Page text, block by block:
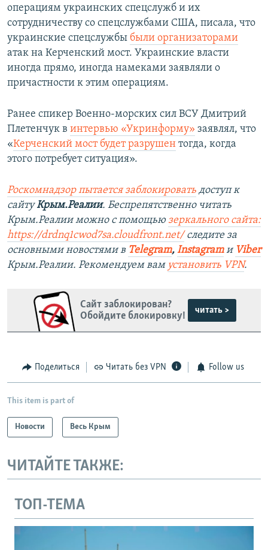
операциям украинских спецслужб и их
сотрудничеству со спецслужбами США, писала, что
украинские спецслужбы были организаторами
атак на Керченский мост. Украинские власти
иногда прямо, иногда намеками заявляли о
причастности к этим операциям.
Ранее спикер Военно-морских сил ВСУ Дмитрий
Плетенчук в интервью «Укринформу» заявлял, что
«Керченский мост будет разрушен тогда, когда
этого потребует ситуация».
Роскомнадзор пытается заблокировать доступ к
сайтуКрым.Реалии. Беспрепятственно читать
Крым.Реалии можно с помощью зеркального сайта:
https://drdnq1cwod7sa.cloudfront.net/следите за
основными новостями в Telegram, Instagram и Viber
Крым.Реалии. Рекомендуем вам установить VPN.
Сайт заблокирован?
Обойдите блокировку!
читать >
Поделиться Читать без VPN Follow us
This item is part of
Новости Весь Крым
ЧИТАЙТЕ ТАКЖЕ:
ТОП-ТЕМА